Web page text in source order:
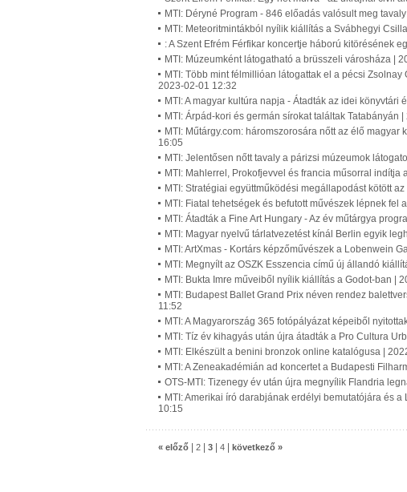
MTI: Déryné Program - 846 előadás valósult meg
MTI: Meteoritmintákból nyílik kiállítás a Svábhegyi
: A Szent Efrém Férfikar koncertje háború kitörésének
MTI: Múzeumként látogatható a brüsszeli városháza |
MTI: Több mint félmillióan látogattak el a pécsi
2023-02-01 12:32
MTI: A magyar kultúra napja - Átadták az idei
MTI: Árpád-kori és germán sírokat találtak Tatabányán
MTI: Műtárgy.com: háromszorosára nőtt az élő
16:05
MTI: Jelentősen nőtt tavaly a párizsi múzeumok
MTI: Mahlerrel, Prokofjevvel és francia műsorral
MTI: Stratégiai együttműködési megállapodást kötött
MTI: Fiatal tehetségek és befutott művészek lépnek
MTI: Átadták a Fine Art Hungary - Az év műtárgya
MTI: Magyar nyelvű tárlatvezetést kínál Berlin egyik
MTI: ArtXmas - Kortárs képzőművészek a Lobenwein
MTI: Megnyílt az OSZK Esszencia című új állandó
MTI: Bukta Imre műveiből nyílik kiállítás a Godot-ban |
MTI: Budapest Ballet Grand Prix néven rendez
11:52
MTI: A Magyarország 365 fotópályázat képeiből
MTI: Tíz év kihagyás után újra átadták a Pro Cultura
MTI: Elkészült a benini bronzok online katalógusa |
MTI: A Zeneakadémián ad koncertet a Budapesti
OTS-MTI: Tizenegy év után újra megnyílik Flandria
MTI: Amerikai író darabjának erdélyi bemutatójára és
10:15
« előző 2 3 4 következő »